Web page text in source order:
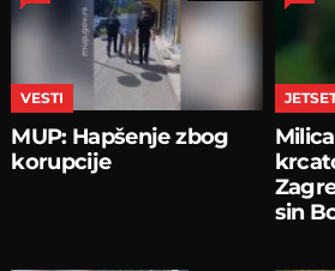
VESTI
MUP: Hapšenje zbog
korupcije
sin